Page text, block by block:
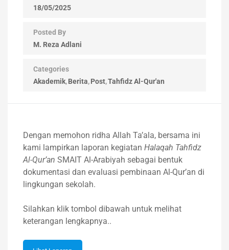
18/05/2025
Posted By
M. Reza Adlani
Categories
Akademik Berita Post Tahfidz Al-Qur'an
Dengan memohon ridha Allah Ta’ala, bersama ini
kami lampirkan laporan kegiatan Halaqah Tahfidz
Al-Qur’an SMAIT Al-Arabiyah sebagai bentuk
dokumentasi dan evaluasi pembinaan Al-Qur’an di
lingkungan sekolah.
Silahkan klik tombol dibawah untuk melihat
keterangan lengkapnya..